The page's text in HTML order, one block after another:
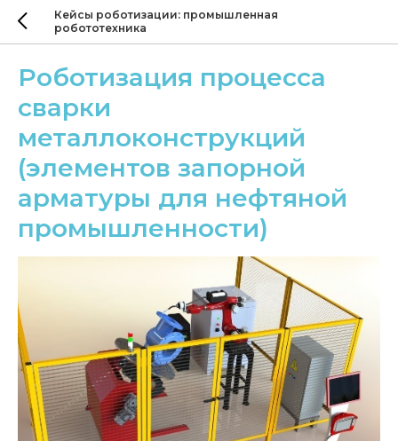
Кейсы роботизации: промышленная
робототехника
Роботизация процесса
сварки
металлоконструкций
(элементов запорной
арматуры для нефтяной
промышленности)